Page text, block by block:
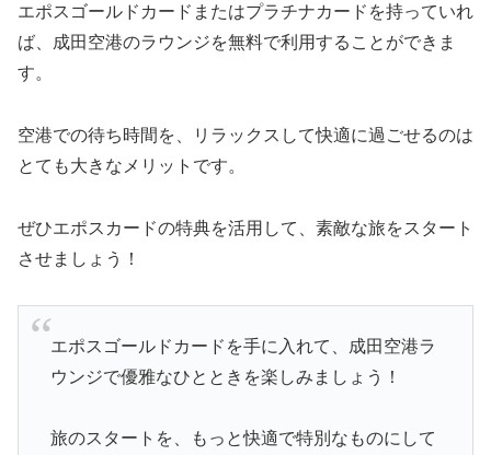
エポスゴールドカードまたはプラチナカードを持っていれ
ば、成田空港のラウンジを無料で利用することができま
す。
空港での待ち時間を、リラックスして快適に過ごせるのは
とても大きなメリットです。
ぜひエポスカードの特典を活用して、素敵な旅をスタート
させましょう！
エポスゴールドカードを手に入れて、成田空港ラ
ウンジで優雅なひとときを楽しみましょう！
旅のスタートを、もっと快適で特別なものにして